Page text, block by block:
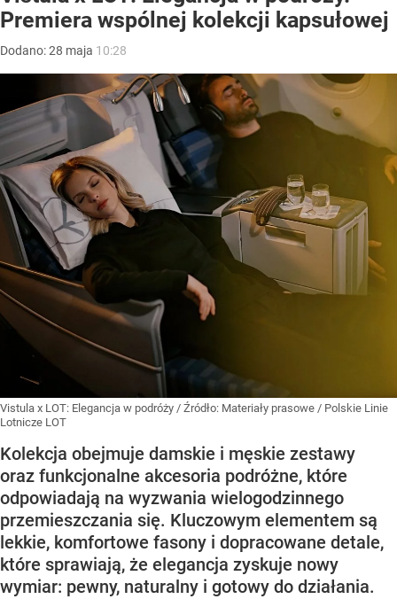
Premiera wspólnej kolekcji kapsułowej
Dodano:28 maja 10:28
Vistula x LOT: Elegancja w podróży / Źródło: Materiały prasowe / Polskie Linie
Lotnicze LOT
Kolekcja obejmuje damskie i męskie zestawy
oraz funkcjonalne akcesoria podróżne, które
odpowiadają na wyzwania wielogodzinnego
przemieszczania się. Kluczowym elementem są
lekkie, komfortowe fasony i dopracowane detale,
które sprawiają, że elegancja zyskuje nowy
wymiar: pewny, naturalny i gotowy do działania.